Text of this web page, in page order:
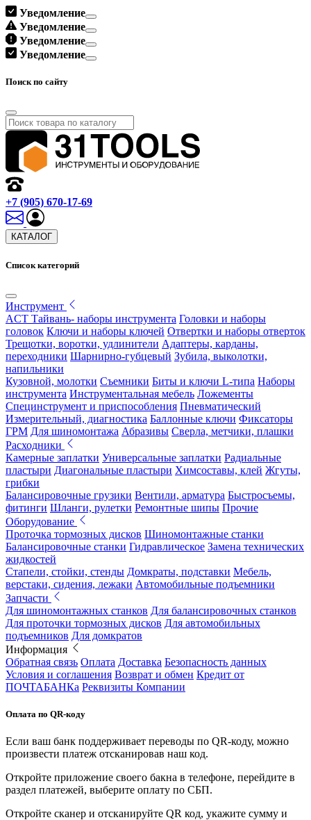
Уведомление
Уведомление
Уведомление
Уведомление
Поиск по сайту
+7 (905) 670-17-69
КАТАЛОГ
Список категорий
Инструмент
ACT Тайвань- наборы инструмента Головки и наборы
головок Ключи и наборы ключей Отвертки и наборы отверток
Трещотки, воротки, удлинители Адаптеры, карданы,
переходники Шарнирно-губцевый Зубила, выколотки,
напильники
Кузовной, молотки Съемники Биты и ключи L-типа Наборы
инструмента Инструментальная мебель Ложементы
Специнструмент и приспособления Пневматический
Измерительный, диагностика Баллонные ключи Фиксаторы
ГРМ Для шиномонтажа Абразивы Сверла, метчики, плашки
Расходники
Камерные заплатки Универсальные заплатки Радиальные
пластыри Диагональные пластыри Химсоставы, клей Жгуты,
грибки
Балансировочные грузики Вентили, арматура Быстросъемы,
фитинги Шланги, рулетки Ремонтные шипы Прочие
Оборудование
Проточка тормозных дисков Шиномонтажные станки
Балансировочные станки Гидравлическое Замена технических
жидкостей
Стапели, стойки, стенды Домкраты, подставки Мебель,
верстаки, сидения, лежаки Автомобильные подъемники
Запчасти
Для шиномонтажных станков Для балансировочных станков
Для проточки тормозных дисков Для автомобильных
подъемников Для домкратов
Информация
Обратная связь Оплата Доставка Безопасность данных
Условия и соглашения Возврат и обмен Кредит от
ПОЧТАБАНКа Реквизиты Компании
Оплата по QR-коду
Если ваш банк поддерживает переводы по QR-коду, можно
произвести платеж отсканировав наш код.
Откройте приложение своего бакна в телефоне, перейдите в
раздел платежей, выберите оплату по СБП.
Откройте сканер и отсканируйте QR код, укажите сумму и